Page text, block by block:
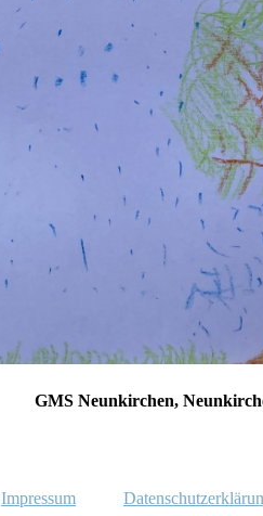
GMS Neunkirchen,
Impressum